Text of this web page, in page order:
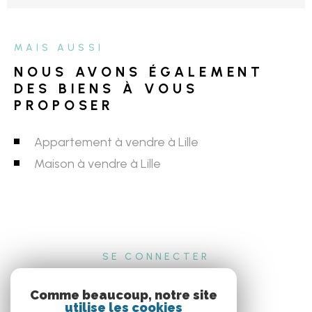
MAIS AUSSI
NOUS AVONS ÉGALEMENT
DES BIENS À VOUS
PROPOSER
Appartement à vendre à Lille
Maison à vendre à Lille
SE CONNECTER
ESPACE PROPRIÉTAIRE
Comme beaucoup, notre site
utilise les cookies